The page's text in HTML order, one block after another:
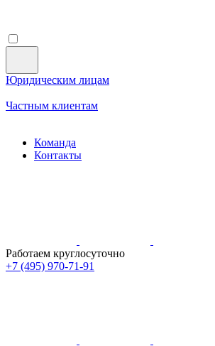
Юридическим лицам
Частным клиентам
Команда
Контакты
Работаем круглосуточно
+7 (495) 970-71-91